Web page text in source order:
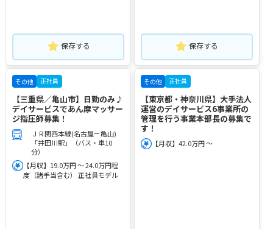
保存する 保存する
その他 正社員
【三重県／亀山市】日勤のみ♪
デイサービスであん摩マッサー
ジ指圧師募集！
ＪＲ関西本線(名古屋－亀山)
「井田川駅」（バス・車10
分）
【月収】19.0万円 ～ 24.0万円程
度（諸手当含む） 正社員モデル
その他 正社員
【東京都・神奈川県】大手法人
運営のデイサービス6事業所の
管理を行う事業本部長の募集で
す！
【月収】42.0万円 ～